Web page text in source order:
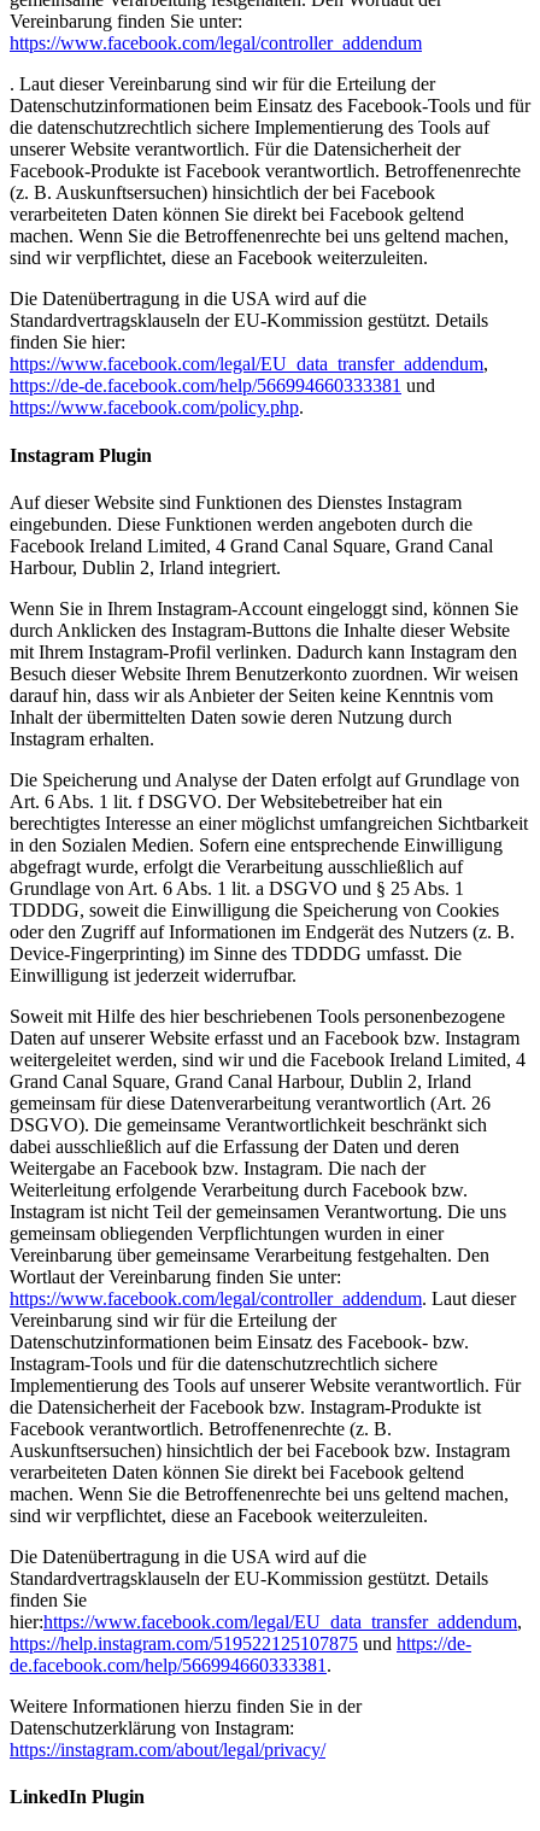
Vereinbarung finden Sie unter:
https://www.facebook.com/legal/controller_addendum
. Laut dieser Vereinbarung sind wir für die Erteilung der
Datenschutzinformationen beim Einsatz des Facebook-Tools und für
die datenschutzrechtlich sichere Implementierung des Tools auf
unserer Website verantwortlich. Für die Datensicherheit der
Facebook-Produkte ist Facebook verantwortlich. Betroffenenrechte
(z. B. Auskunftsersuchen) hinsichtlich der bei Facebook
verarbeiteten Daten können Sie direkt bei Facebook geltend
machen. Wenn Sie die Betroffenenrechte bei uns geltend machen,
sind wir verpflichtet, diese an Facebook weiterzuleiten.
Die Datenübertragung in die USA wird auf die
Standardvertragsklauseln der EU-Kommission gestützt. Details
finden Sie hier:
https://www.facebook.com/legal/EU_data_transfer_addendum,
https://de-de.facebook.com/help/566994660333381 und
https://www.facebook.com/policy.php.
Instagram Plugin
Auf dieser Website sind Funktionen des Dienstes Instagram
eingebunden. Diese Funktionen werden angeboten durch die
Facebook Ireland Limited, 4 Grand Canal Square, Grand Canal
Harbour, Dublin 2, Irland integriert.
Wenn Sie in Ihrem Instagram-Account eingeloggt sind, können Sie
durch Anklicken des Instagram-Buttons die Inhalte dieser Website
mit Ihrem Instagram-Profil verlinken. Dadurch kann Instagram den
Besuch dieser Website Ihrem Benutzerkonto zuordnen. Wir weisen
darauf hin, dass wir als Anbieter der Seiten keine Kenntnis vom
Inhalt der übermittelten Daten sowie deren Nutzung durch
Instagram erhalten.
Die Speicherung und Analyse der Daten erfolgt auf Grundlage von
Art. 6 Abs. 1 lit. f DSGVO. Der Websitebetreiber hat ein
berechtigtes Interesse an einer möglichst umfangreichen Sichtbarkeit
in den Sozialen Medien. Sofern eine entsprechende Einwilligung
abgefragt wurde, erfolgt die Verarbeitung ausschließlich auf
Grundlage von Art. 6 Abs. 1 lit. a DSGVO und § 25 Abs. 1
TDDDG, soweit die Einwilligung die Speicherung von Cookies
oder den Zugriff auf Informationen im Endgerät des Nutzers (z. B.
Device-Fingerprinting) im Sinne des TDDDG umfasst. Die
Einwilligung ist jederzeit widerrufbar.
Soweit mit Hilfe des hier beschriebenen Tools personenbezogene
Daten auf unserer Website erfasst und an Facebook bzw. Instagram
weitergeleitet werden, sind wir und die Facebook Ireland Limited, 4
Grand Canal Square, Grand Canal Harbour, Dublin 2, Irland
gemeinsam für diese Datenverarbeitung verantwortlich (Art. 26
DSGVO). Die gemeinsame Verantwortlichkeit beschränkt sich
dabei ausschließlich auf die Erfassung der Daten und deren
Weitergabe an Facebook bzw. Instagram. Die nach der
Weiterleitung erfolgende Verarbeitung durch Facebook bzw.
Instagram ist nicht Teil der gemeinsamen Verantwortung. Die uns
gemeinsam obliegenden Verpflichtungen wurden in einer
Vereinbarung über gemeinsame Verarbeitung festgehalten. Den
Wortlaut der Vereinbarung finden Sie unter:
https://www.facebook.com/legal/controller_addendum. Laut dieser
Vereinbarung sind wir für die Erteilung der
Datenschutzinformationen beim Einsatz des Facebook- bzw.
Instagram-Tools und für die datenschutzrechtlich sichere
Implementierung des Tools auf unserer Website verantwortlich. Für
die Datensicherheit der Facebook bzw. Instagram-Produkte ist
Facebook verantwortlich. Betroffenenrechte (z. B.
Auskunftsersuchen) hinsichtlich der bei Facebook bzw. Instagram
verarbeiteten Daten können Sie direkt bei Facebook geltend
machen. Wenn Sie die Betroffenenrechte bei uns geltend machen,
sind wir verpflichtet, diese an Facebook weiterzuleiten.
Die Datenübertragung in die USA wird auf die
Standardvertragsklauseln der EU-Kommission gestützt. Details
finden Sie
hier:https://www.facebook.com/legal/EU_data_transfer_addendum,
https://help.instagram.com/519522125107875 und https://de-
de.facebook.com/help/566994660333381 .
Weitere Informationen hierzu finden Sie in der
Datenschutzerklärung von Instagram:
https://instagram.com/about/legal/privacy/
LinkedIn Plugin